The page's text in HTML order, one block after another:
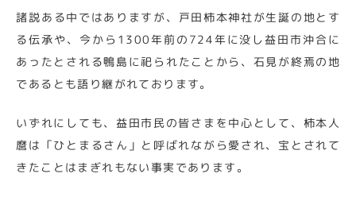
諸説ある中ではありますが、戸田柿本神社が生誕の地とす
る伝承や、今から1300年前の724年に没し益田市沖合に
あったとされる鴨島に祀られたことから、石見が終焉の地
であるとも語り継がれております。
いずれにしても、益田市民の皆さまを中心として、柿本人
麿は「ひとまるさん」と呼ばれながら愛され、宝とされて
きたことはまぎれもない事実であります。